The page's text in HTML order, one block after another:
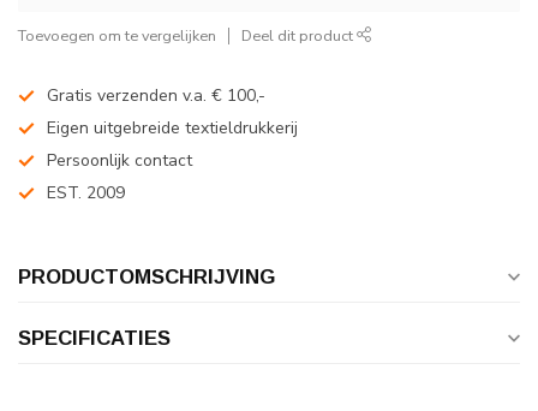
Toevoegen om te vergelijken Deel dit product
Gratis verzenden v.a. € 100,-
Eigen uitgebreide textieldrukkerij
Persoonlijk contact
EST. 2009
PRODUCTOMSCHRIJVING
SPECIFICATIES